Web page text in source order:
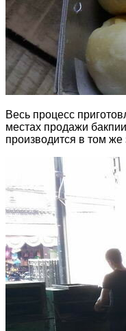
Весь процесс
местах продажи
производится в том же